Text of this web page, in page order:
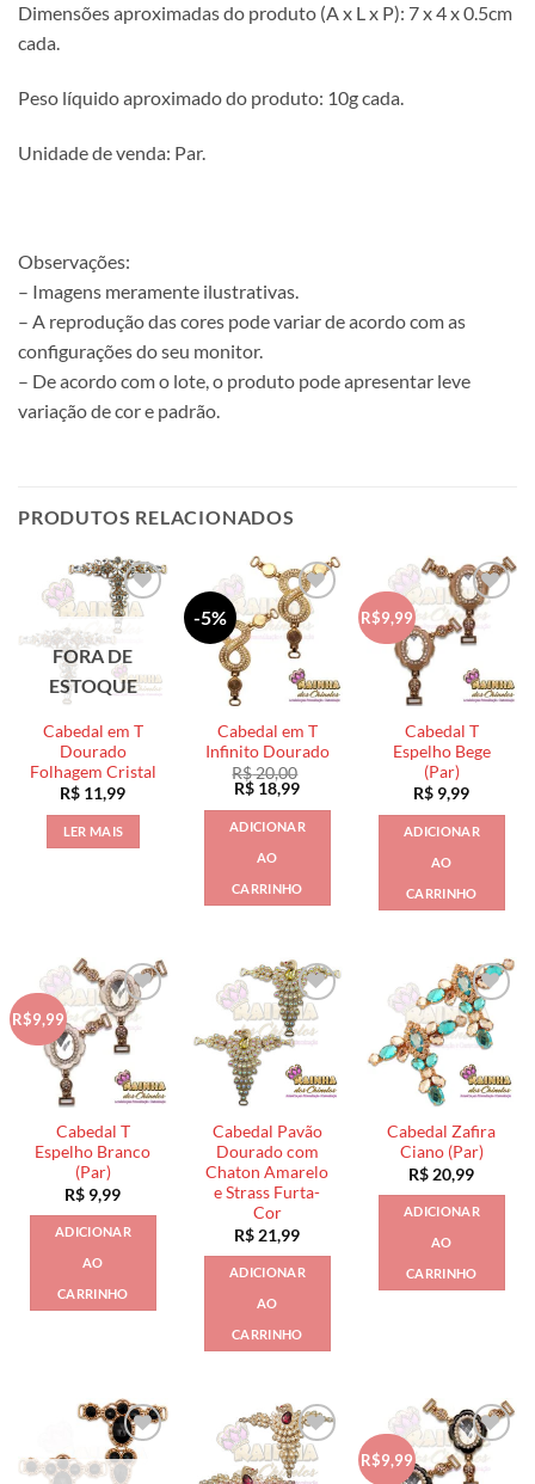
Dimensões aproximadas do produto (A x L x P): 7 x 4 x 0.5cm
cada.
Peso líquido aproximado do produto: 10g cada.
Unidade de venda: Par.
Observações:
– Imagens meramente ilustrativas.
– A reprodução das cores pode variar de acordo com as
configurações do seu monitor.
– De acordo com o lote, o produto pode apresentar leve
variação de cor e padrão.
PRODUTOS RELACIONADOS
FORA DE
ESTOQUE
Cabedal em T
Dourado
Folhagem Cristal
R$ 11,99
LER MAIS
-5%
Cabedal em T
Infinito Dourado
R$20,00
O
original
era:
R$ 20,00.
R$ 18,99O
atual
é:
ADICIONAR
AO
CARRINHO
R$9,99
Cabedal T
Espelho Bege
(Par)
R$ 9,99
ADICIONAR
AO
CARRINHO
R$9,99
Cabedal T
Espelho Branco
(Par)
R$ 9,99
ADICIONAR
AO
CARRINHO
Cabedal Pavão
Dourado com
Chaton Amarelo
e Strass Furta-
Cor
R$ 21,99
ADICIONAR
AO
CARRINHO
Cabedal Zafira
Ciano (Par)
R$ 20,99
ADICIONAR
AO
CARRINHO
R$9,99